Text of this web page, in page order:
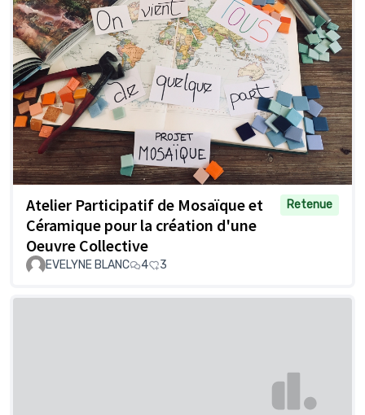
Atelier Participatif de Mosaïque et
Céramique pour la création d'une
Oeuvre Collective
Retenue
EVELYNE BLANC 4 3